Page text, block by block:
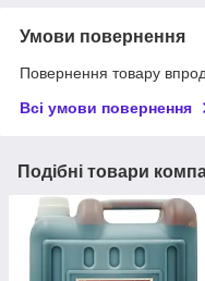
Умови повернення
Повернення товару
Всі умови повернення
Подібні товари